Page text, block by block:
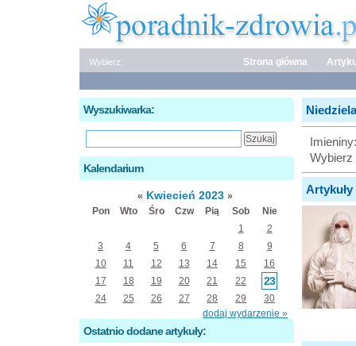
Wybierz: Strona główna
Wybierz
Wyszukiwarka:
Kalendarium
« Kwiecień 2023 »
Pon
Wto Śro Czw Pią Sob
Nie
1
2
3
4 5 6 7 8
9
10
11 12 13 14 15
16
17
18 19 20 21 22 23
24 25 26 27 28 29
30
dodaj wydarzenie »
Ostatnio dodane artykuły: